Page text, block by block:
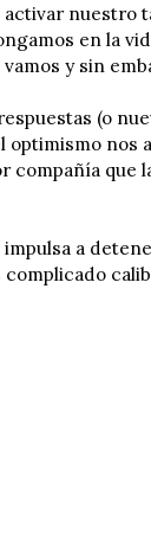
nuestro
en la
y sin
(o
que
a